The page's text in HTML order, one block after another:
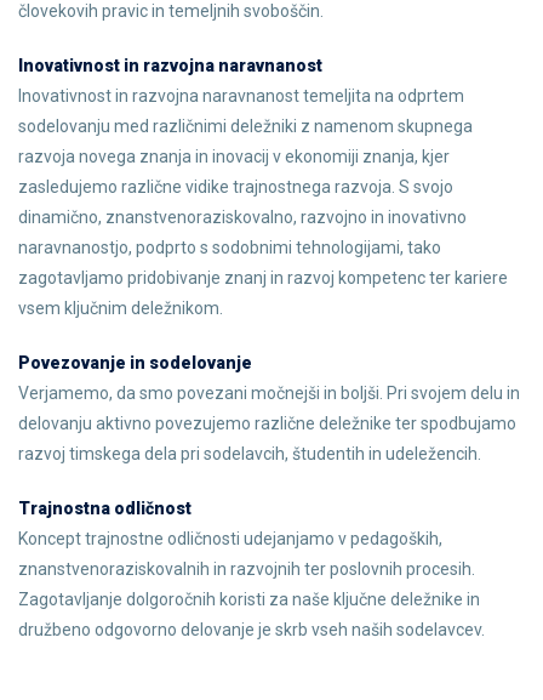
človekovih pravic in temeljnih svoboščin.
Inovativnost in razvojna naravnanost
Inovativnost in razvojna naravnanost temeljita na odprtem
sodelovanju med različnimi deležniki z namenom skupnega
razvoja novega znanja in inovacij v ekonomiji znanja, kjer
zasledujemo različne vidike trajnostnega razvoja. S svojo
dinamično, znanstvenoraziskovalno, razvojno in inovativno
naravnanostjo, podprto s sodobnimi tehnologijami, tako
zagotavljamo pridobivanje znanj in razvoj kompetenc ter kariere
vsem ključnim deležnikom.
Povezovanje in sodelovanje
Verjamemo, da smo povezani močnejši in boljši. Pri svojem delu in
delovanju aktivno povezujemo različne deležnike ter spodbujamo
razvoj timskega dela pri sodelavcih, študentih in udeležencih.
Trajnostna odličnost
Koncept trajnostne odličnosti udejanjamo v pedagoških,
znanstvenoraziskovalnih in razvojnih ter poslovnih procesih.
Zagotavljanje dolgoročnih koristi za naše ključne deležnike in
družbeno odgovorno delovanje je skrb vseh naših sodelavcev.